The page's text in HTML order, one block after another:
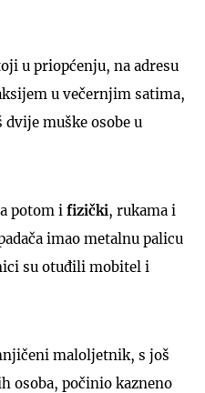
u priopćenju, na adresu
u večernjim satima,
dvije muške osobe u
potom i fizički, rukama i
imao metalnu palicu
su otuđili mobitel i
maloljetnik, s još
osoba, počinio kazneno